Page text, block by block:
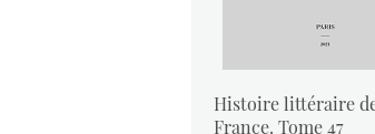
Histoire littéraire
France. Tome 47